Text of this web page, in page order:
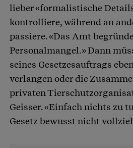
lieber «formalistische
kontrolliere, während an
passiere. «Das Amt
Personalmangel.» Dann
seines Gesetzesauftrags
verlangen oder die
privaten
Geisser. «Einfach nichts zu
Gesetz bewusst nicht